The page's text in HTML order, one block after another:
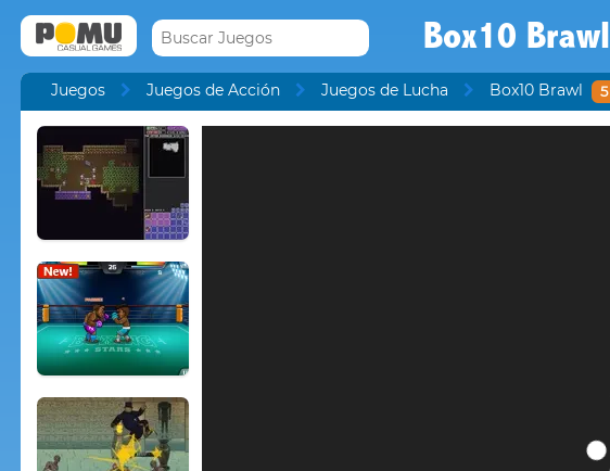
Box10 Brawl
Juegos Juegos de Acción Juegos de Lucha Box10 Brawl 5